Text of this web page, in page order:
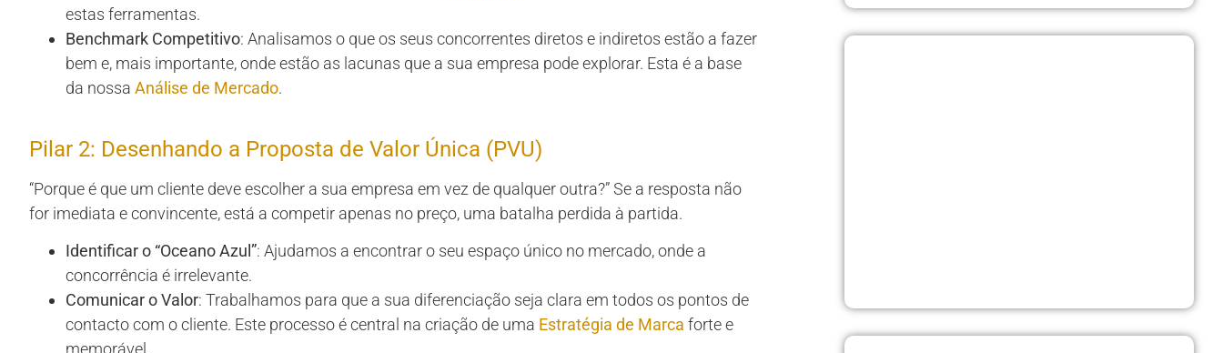
estas ferramentas.
Benchmark Competitivo: Analisamos o que os seus concorrentes diretos e indiretos estão a fazer
bem e, mais importante, onde estão as lacunas que a sua empresa pode explorar. Esta é a base
da nossa Análise de Mercado.
Pilar 2: Desenhando a Proposta de Valor Única (PVU)
“Porque é que um cliente deve escolher a sua empresa em vez de qualquer outra?” Se a resposta não
for imediata e convincente, está a competir apenas no preço, uma batalha perdida à partida.
Identificar o “Oceano Azul”: Ajudamos a encontrar o seu espaço único no mercado, onde a
concorrência é irrelevante.
Comunicar o Valor: Trabalhamos para que a sua diferenciação seja clara em todos os pontos de
contacto com o cliente. Este processo é central na criação de uma Estratégia de Marca forte e
memorável.